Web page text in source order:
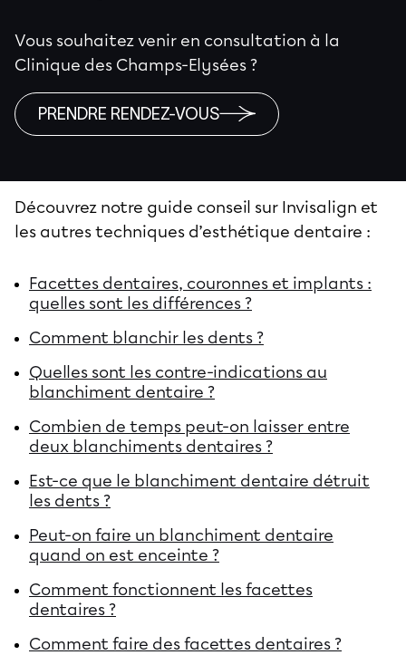
Vous souhaitez venir en consultation à la
Clinique des Champs-Elysées ?
PRENDRE RENDEZ-VOUS
Découvrez notre guide conseil sur Invisalign et
les autres techniques d’esthétique dentaire :
Facettes dentaires, couronnes et implants :
quelles sont les différences ?
Comment blanchir les dents ?
Quelles sont les contre-indications au
blanchiment dentaire ?
Combien de temps peut-on laisser entre
deux blanchiments dentaires ?
Est-ce que le blanchiment dentaire détruit
les dents ?
Peut-on faire un blanchiment dentaire
quand on est enceinte ?
Comment fonctionnent les facettes
dentaires ?
Comment faire des facettes dentaires ?